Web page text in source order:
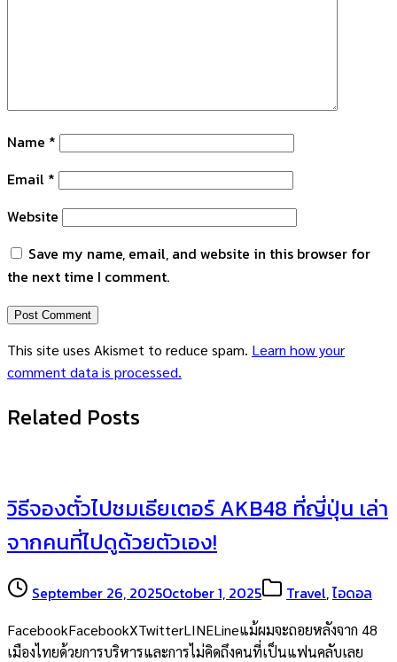
Name *
Email *
Website
Save my name, email, and website in this browser for
the next time I comment.
This site uses Akismet to reduce spam. Learn how your
comment data is processed.
Related Posts
วิธีจองตั๋วไปชมเธียเตอร์ AKB48 ที่ญี่ปุ่น เล่า
จากคนที่ไปดูด้วยตัวเอง!
September 26, 2025October 1, 2025 Travel,ไอดอล
FacebookFacebookXTwitterLINELineแม้ผมจะถอยหลังจาก 48
เมืองไทยด้วยการบริหารและการไม่คิดถึงคนที่เป็นแฟนคลับเลย